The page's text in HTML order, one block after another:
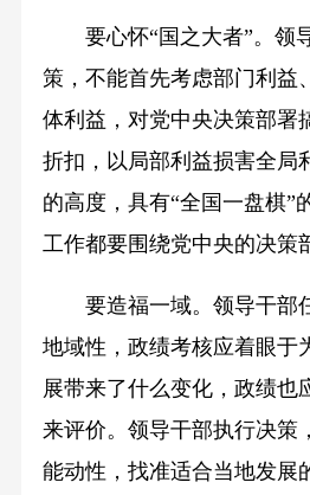
要心怀“国之大者”。领
策，不能首先考虑部门利益
体利益，对党中央决策部署
折扣，以局部利益损害全局
的高度，具有“全国一盘棋”
工作都要围绕党中央的决策
要造福一域。领导干部
地域性，政绩考核应着眼于
展带来了什么变化，政绩也
来评价。领导干部执行决策
能动性，找准适合当地发展